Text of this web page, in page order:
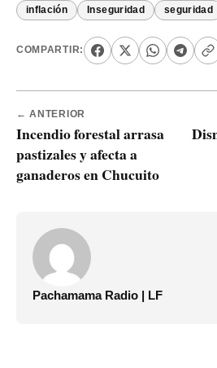
inflación Inseguridad seguridad
COMPARTIR:
← ANTERIOR
Incendio forestal arrasa
pastizales y afecta a
ganaderos en Chucuito
Pachamama Radio | LF